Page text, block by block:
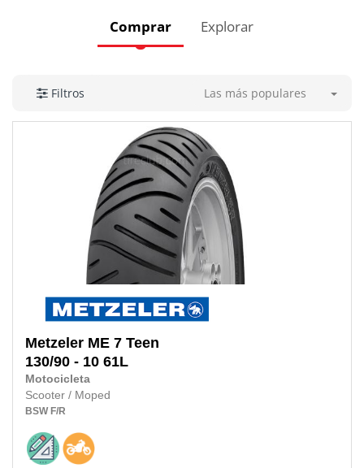
Comprar Explorar
Filtros Las más populares
Metzeler ME 7 Teen
130/90 - 10 61L
Motocicleta
Scooter / Moped
BSW F/R